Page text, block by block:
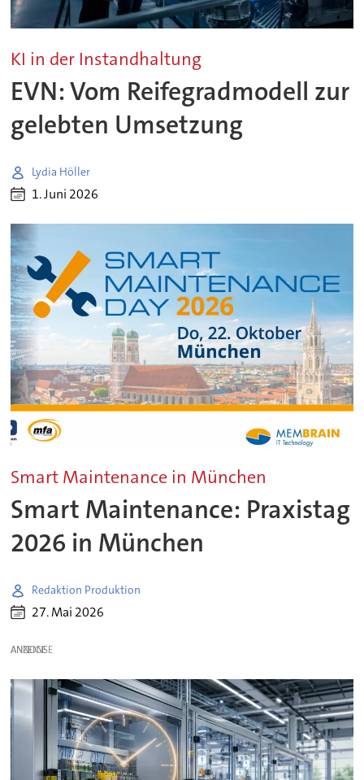
KI in der Instandhaltung
EVN: Vom Reifegradmodell zur
gelebten Umsetzung
Lydia Höller
1. Juni 2026
Smart Maintenance in München
Smart Maintenance: Praxistag
2026 in München
Redaktion Produktion
27. Mai 2026
ANZEIGE